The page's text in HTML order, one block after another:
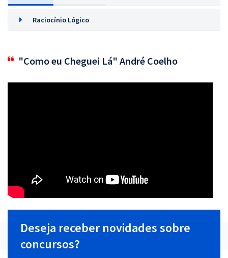
Raciocínio Lógico
"Como eu Cheguei Lá" André Coelho
Deseja receber novidades sobre
concursos?